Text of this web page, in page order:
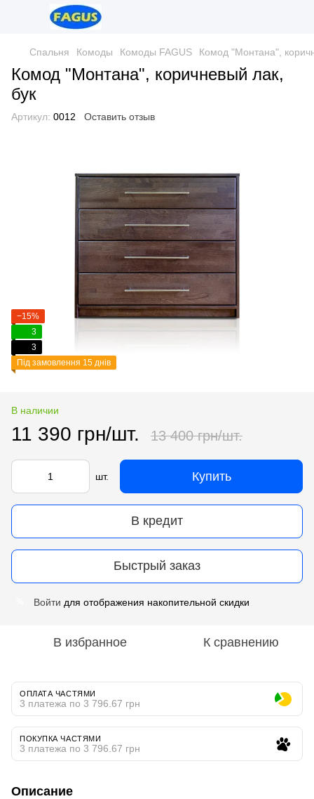
Спальня Комоды Комоды FAGUS Комод "Монтана",
Комод "Монтана", коричневый лак,
бук
Артикул: 0012 Оставить отзыв
−15%
3
3
Під замовлення 15 днів
В наличии
11 390 грн/шт. 13 400 грн/шт.
шт. Купить
В кредит
Быстрый заказ
Войти для отображения накопительной скидки
В избранное К сравнению
ОПЛАТА ЧАСТЯМИ
3 платежа по 3 796.67 грн
ПОКУПКА ЧАСТЯМИ
3 платежа по 3 796.67 грн
Описание